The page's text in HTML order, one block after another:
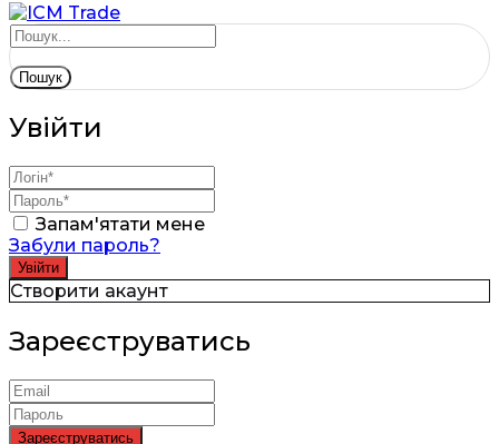
Пошук
Увійти
Запам'ятати мене
Забули пароль?
Створити акаунт
Зареєструватись